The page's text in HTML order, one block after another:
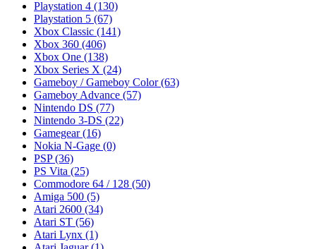
Playstation 4 (130)
Playstation 5 (67)
Xbox Classic (141)
Xbox 360 (406)
Xbox One (138)
Xbox Series X (24)
Gameboy / Gameboy Color(63)
Gameboy Advance (57)
Nintendo DS (77)
Nintendo 3-DS (22)
Gamegear(16)
Nokia N-Gage (0)
PSP(36)
PS Vita (25)
Commodore 64 / 128 (50)
Amiga 500 (5)
Atari 2600 (34)
Atari ST (56)
Atari Lynx (1)